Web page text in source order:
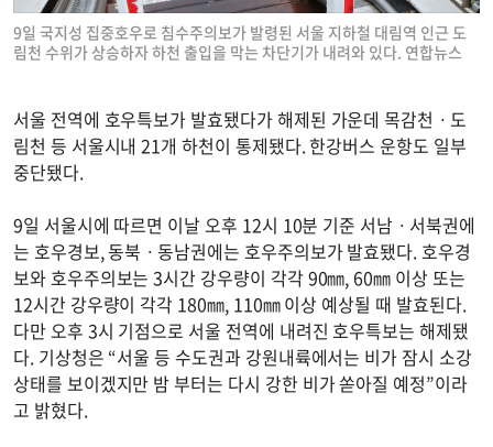
9일 국지성 집중호우로 침수주의보가 발령된 서울 지하철 대림역 인근 도
림천 수위가 상승하자 하천 출입을 막는 차단기가 내려와 있다. 연합뉴스
서울 전역에 호우특보가 발효됐다가 해제된 가운데 목감천ㆍ도
림천 등 서울시내 21개 하천이 통제됐다. 한강버스 운항도 일부
중단됐다.
9일 서울시에 따르면 이날 오후 12시 10분 기준 서남ㆍ서북권에
는 호우경보, 동북ㆍ동남권에는 호우주의보가 발효됐다. 호우경
보와 호우주의보는 3시간 강우량이 각각 90㎜, 60㎜ 이상 또는
12시간 강우량이 각각 180㎜, 110㎜ 이상 예상될 때 발효된다.
다만 오후 3시 기점으로 서울 전역에 내려진 호우특보는 해제됐
다. 기상청은 “서울 등 수도권과 강원내륙에서는 비가 잠시 소강
상태를 보이겠지만 밤 부터는 다시 강한 비가 쏟아질 예정”이라
고 밝혔다.